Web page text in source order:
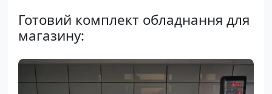
Готовий комплект обладнання для
магазину: